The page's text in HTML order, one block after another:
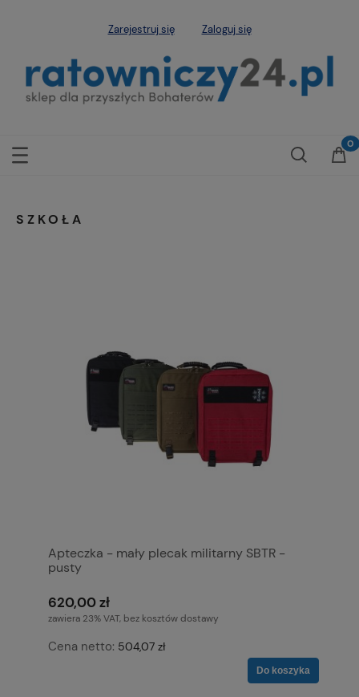
Zarejestruj się Zaloguj się
SZKOŁA
Apteczka - mały plecak militarny SBTR -
pusty
620,00 zł
zawiera 23% VAT, bez kosztów dostawy
Cena netto: 504,07 zł
Do koszyka